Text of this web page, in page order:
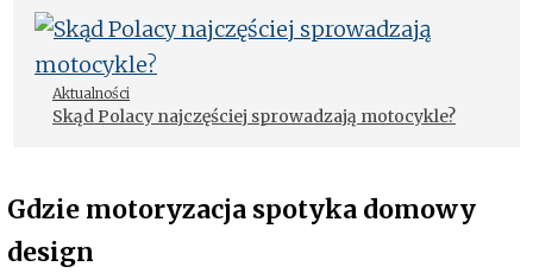
Aktualności
Skąd Polacy najczęściej sprowadzają motocykle?
Gdzie motoryzacja spotyka domowy
design